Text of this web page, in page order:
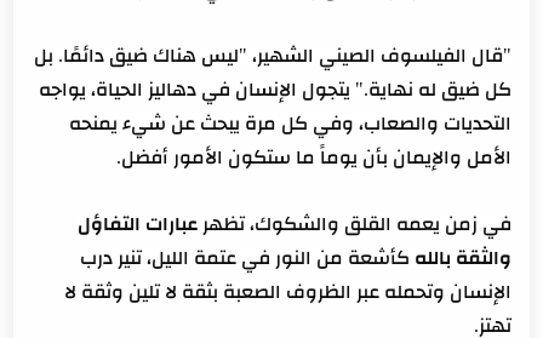
"‏قال الفيلسوف الصيني الشهير، "ليس هناك ضيق دائمًا. بل
كل ضيق له نهاية."‏ يتجول الإنسان في دهاليز الحياة، يواجه
التحديات والصعاب، وفي كل مرة يبحث عن شيء يمنحه
الأمل والإيمان بأن يوماً ما ستكون الأمور أفضل.
في زمن يعمه القلق والشكوك، تظهرعبارات التفاؤل
والثقة بالله كأشعة من النور في عتمة الليل، تنير درب
الإنسان وتحمله عبر الظروف الصعبة بثقة لا تلين وثقة لا
تهتز.